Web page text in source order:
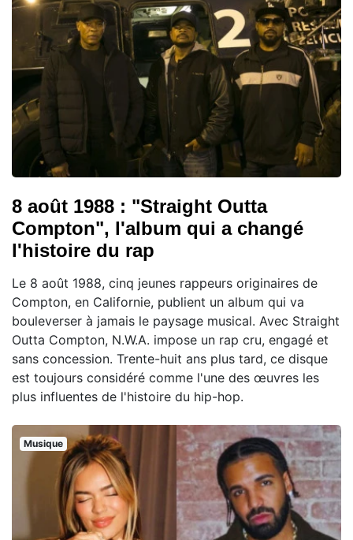
8 août 1988 : "Straight Outta
Compton", l'album qui a changé
l'histoire du rap
Le 8 août 1988, cinq jeunes rappeurs originaires de
Compton, en Californie, publient un album qui va
bouleverser à jamais le paysage musical. Avec Straight
Outta Compton, N.W.A. impose un rap cru, engagé et
sans concession. Trente-huit ans plus tard, ce disque
est toujours considéré comme l'une des œuvres les
plus influentes de l'histoire du hip-hop.
Musique